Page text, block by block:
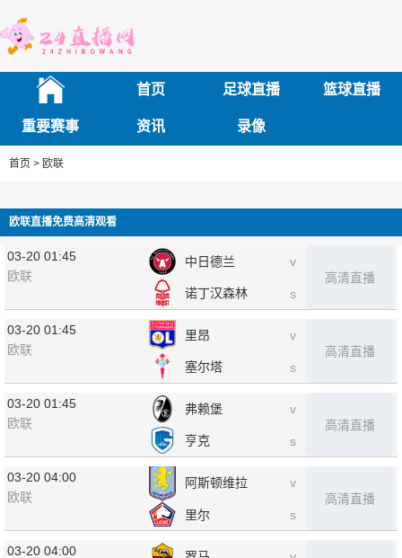
首页 足球直播 篮球直播
重要赛事 资讯 录像
首页 > 欧联
欧联直播免费高清观看
03-20 01:45
欧联
中日德兰
诺丁汉森林
v
s
高清直播
03-20 01:45
欧联
里昂
塞尔塔
v
s
高清直播
03-20 01:45
欧联
弗赖堡
亨克
v
s
高清直播
03-20 04:00
欧联
阿斯顿维拉
里尔
v
s
高清直播
03-20 04:00